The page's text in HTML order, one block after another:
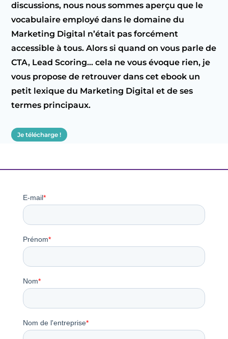
discussions, nous nous sommes aperçu que le
vocabulaire employé dans le domaine du
Marketing Digital n’était pas forcément
accessible à tous. Alors si quand on vous parle de
CTA, Lead Scoring… cela ne vous évoque rien, je
vous propose de retrouver dans cet ebook un
petit lexique du Marketing Digital et de ses
termes principaux.
Je télécharge !